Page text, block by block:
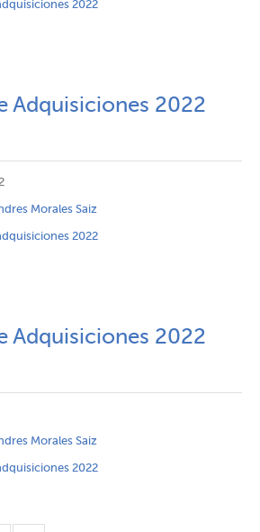
2022
Adquisiciones 2022
Morales Saiz
2022
Adquisiciones 2022
Morales Saiz
2022